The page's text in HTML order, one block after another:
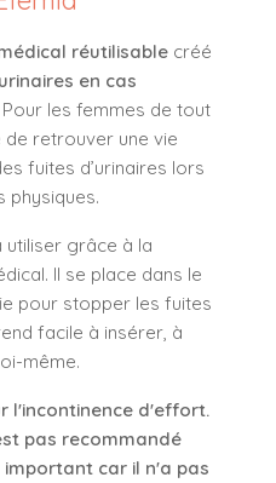
réutilisable créé
en cas
Pour les femmes de tout
retrouver une vie
fuites d’urinaires lors
physiques.
grâce à la
Il se place dans le
pour stopper les fuites
facile à insérer, à
même.
l'incontinence d'effort.
pas recommandé
car il n'a pas